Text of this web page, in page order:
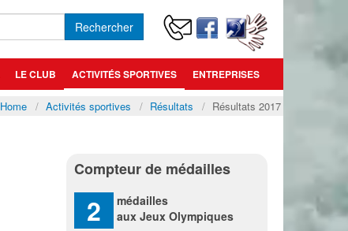
Rechercher
LE CLUB ACTIVITÉS SPORTIVES ENTREPRISES
Home Activités sportives Résultats Résultats 2017
Compteur de médailles
2
médailles
aux Jeux Olympiques